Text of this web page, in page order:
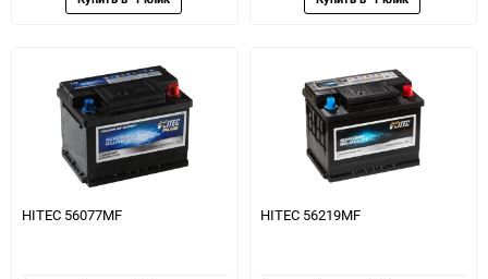
HITEC 56077MF HITEC 56219MF